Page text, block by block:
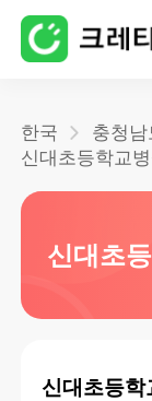
한국 충청남
신대초
신대초등학